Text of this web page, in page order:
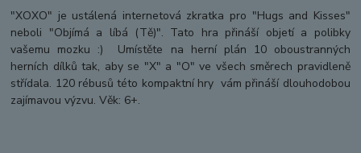
"XOXO" je ustálená internetová zkratka pro "Hugs and Kisses"
neboli "Objímá a líbá (Tě)". Tato hra přináší objetí a polibky
vašemu mozku :) Umístěte na herní plán 10 oboustranných
herních dílků tak, aby se "X" a "O" ve všech směrech pravidleně
střídala. 120 rébusů této kompaktní hry vám přináší dlouhodobou
zajímavou výzvu. Věk: 6+.